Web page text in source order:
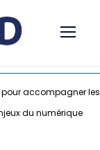
pour accompagner les
du numérique